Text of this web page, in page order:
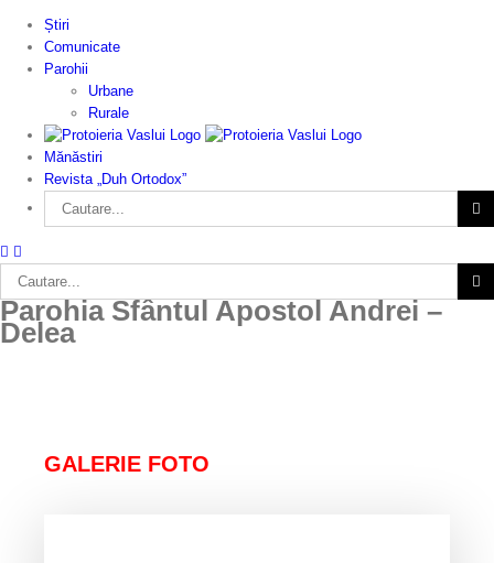
content
Știri
Comunicate
Parohii
Urbane
Rurale
Mănăstiri
Revista „Duh Ortodox”
Cautare...
Cautare...
Parohia Sfântul Apostol Andrei –
Delea
GALERIE FOTO